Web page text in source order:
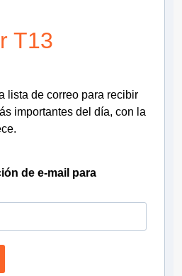
T13
lista de correo para recibir
importantes del día, con la
de e-mail para